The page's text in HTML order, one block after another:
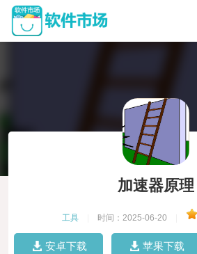
加速器原理
工具 时间：2025-06-20
安卓下载 苹果下载